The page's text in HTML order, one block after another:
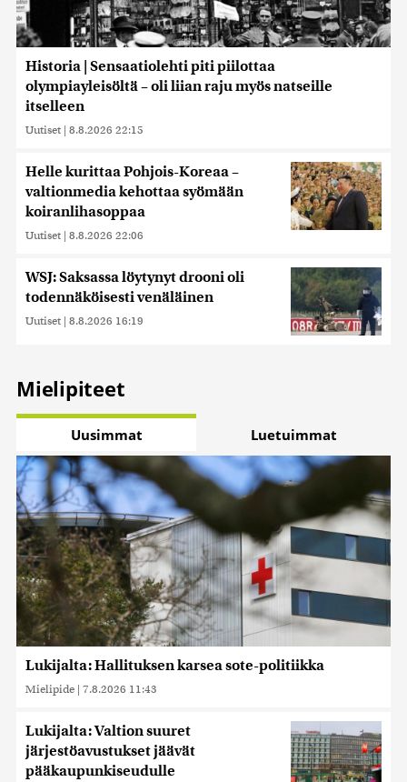
Historia | Sensaatiolehti piti piilottaa
olympiayleisöltä – oli liian raju myös natseille
itselleen
Uutiset | 8.8.2026 22:15
Helle kurittaa Pohjois-Koreaa –
valtionmedia kehottaa syömään
koiranlihasoppaa
Uutiset | 8.8.2026 22:06
WSJ: Saksassa löytynyt drooni oli
todennäköisesti venäläinen
Uutiset | 8.8.2026 16:19
Mielipiteet
Uusimmat Luetuimmat
Lukijalta: Hallituksen karsea sote-politiikka
Mielipide | 7.8.2026 11:43
Lukijalta: Valtion suuret
järjestöavustukset jäävät
pääkaupunkiseudulle